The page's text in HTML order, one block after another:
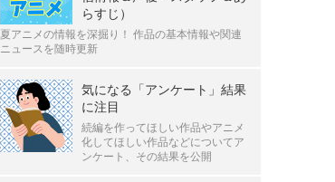
らすじ）
夏アニメの情報を深掘り！ 作品の基本情報や関連
ニュースを随時更新
気になる「アンケート」結果
に注目
続編を作ってほしい作品やアニメ
化してほしい作品などについてア
ンケート、その結果を公開